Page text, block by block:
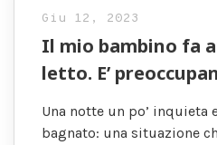
Giu 12, 2023
Il mio bambino fa
letto. E’
Una notte un po’
bagnato: una situazione